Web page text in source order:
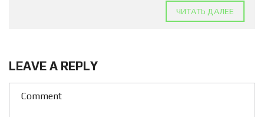
ЧИТАТЬ ДАЛЕЕ
LEAVE A REPLY